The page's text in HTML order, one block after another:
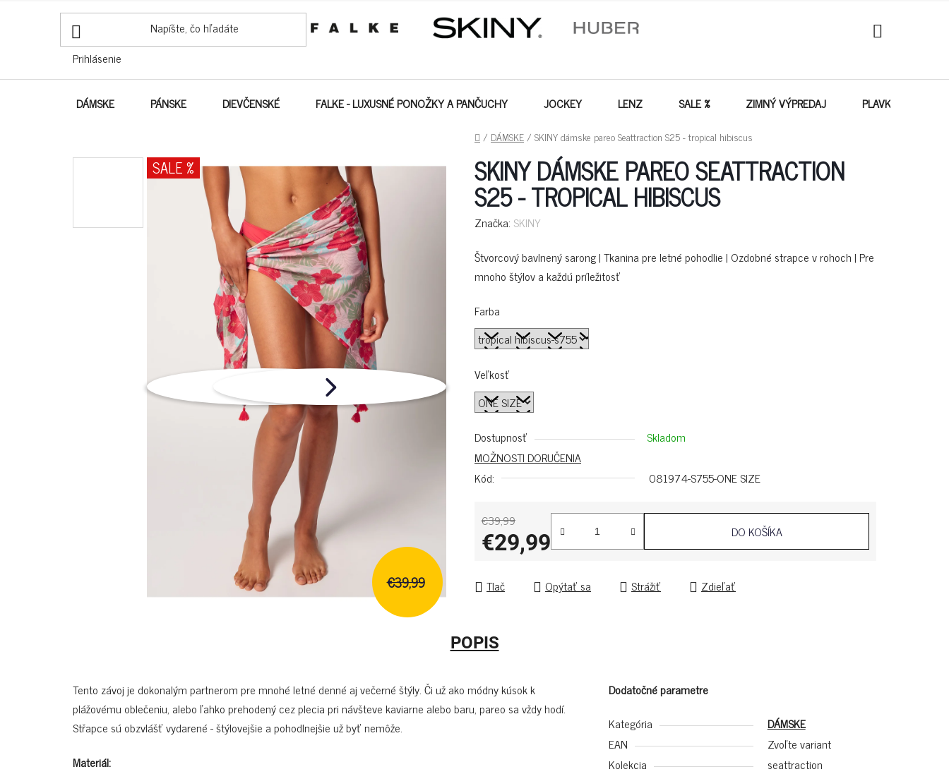
NÁKUPNÝ
KOŠÍK
Prihlásenie
DÁMSKE PÁNSKE DIEVČENSKÉ FALKE - LUXUSNÉ PONOŽKY A PANČUCHY JOCKEY LENZ SALE % ZIMNÝ VÝPREDAJ PLAVKY -
DOMOV
/ DÁMSKE/ SKINY dámske pareo Seattraction S25 - tropical hibiscus
SKINY DÁMSKE PAREO SEATTRACTION
S25 - TROPICAL HIBISCUS
Značka: SKINY
Štvorcový bavlnený sarong | Tkanina pre letné pohodlie | Ozdobné strapce v rohoch | Pre
mnoho štýlov a každú príležitosť
Farba
Veľkosť
Dostupnosť
Skladom
MOŽNOSTI DORUČENIA
Kód:
081974-S755-ONE SIZE
€39,99
€29,99 DO KOŠÍKA
Tlač Opýtať sa Strážiť Zdieľať
SALE %
€39,99
POPIS
Tento závoj je dokonalým partnerom pre mnohé letné denné aj večerné štýly. Či už ako módny kúsok k
plážovému oblečeniu, alebo ľahko prehodený cez plecia pri návšteve kaviarne alebo baru, pareo sa vždy hodí.
Střapce sú obzvlášť vydarené - štýlovejšie a pohodlnejšie už byť nemôže.
Materiál:
Dodatočné parametre
Kategória
DÁMSKE
EAN
Zvoľte variant
Kolekcia
seattraction